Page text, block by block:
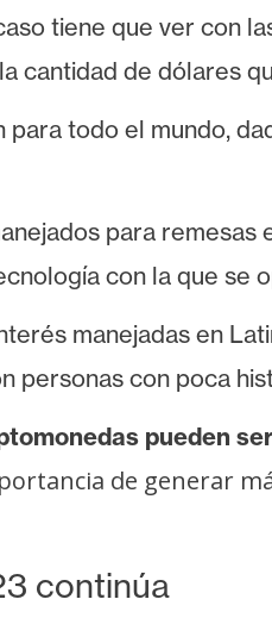
tiene que ver con
cantidad de dólares
para todo el mundo,
para
con la que se
manejadas en
personas con poca
pueden
de generar
continúa